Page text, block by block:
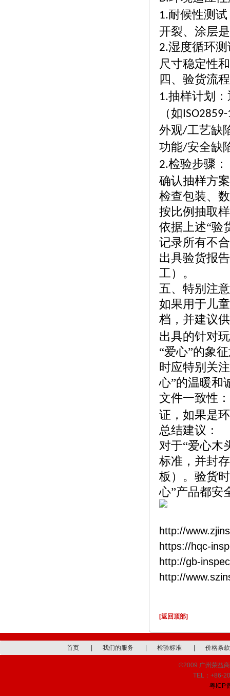
1.耐候性测
开裂、涂层
2.湿度循环
尺寸稳定性
四、验货流
1.抽样计划
（如ISO2859-
外观/工艺缺
功能/安全缺
2.检验步骤：
确认抽样方
检查包装、
按比例抽取
依据上述“验
记录所有不
出具验货报
工）。
五、特别注
如果用于儿
档，并建议
出具的针对
“爱心”的象
时应特别关
心”的温暖和
文件一致性
证，如果是
总结建议：
对于“爱心木
标准，并封
板）。验货
心”产品都安
http://
https://hqc-
http://gb-
http://
[返回顶部]
首页 我们的服务 检验标准 价格条款
©2009 广州荣益
TEL：+86-
粤ICP